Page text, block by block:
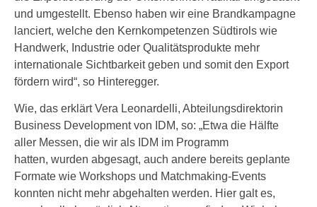
und umgestellt. Ebenso haben wir eine Brandkampagne
lanciert, welche den Kernkompetenzen Südtirols wie
Handwerk, Industrie oder Qualitätsprodukte mehr
internationale Sichtbarkeit geben und somit den Export
fördern wird“, so Hinteregger.
Wie, das erklärt Vera Leonardelli, Abteilungsdirektorin
Business Development von IDM, so: „Etwa die Hälfte
aller Messen, die wir als IDM im Programm
hatten, wurden abgesagt, auch andere bereits geplante
Formate wie Workshops und Matchmaking-Events
konnten nicht mehr abgehalten werden. Hier galt es,